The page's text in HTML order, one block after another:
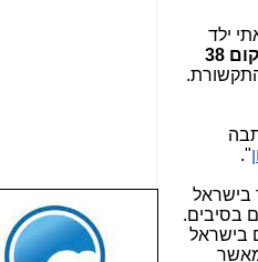
ילד
38
".
רשתות הסלולר בישראל
בסיבים.
בישראל
מאשר
שבוע טוב לכל
הגולשים באשר
הם!!!